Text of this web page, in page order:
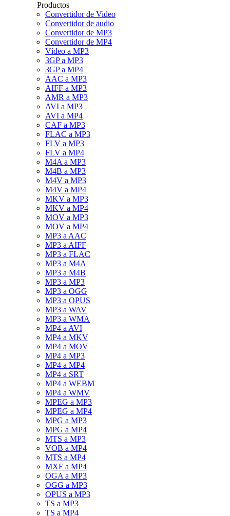
Productos
Convertidor de Video
Convertidor de audio
Convertidor de MP3
Convertidor de MP4
Vídeo a MP3
3GP a MP3
3GP a MP4
AAC a MP3
AIFF a MP3
AMR a MP3
AVI a MP3
AVI a MP4
CAF a MP3
FLAC a MP3
FLV a MP3
FLV a MP4
M4A a MP3
M4B a MP3
M4V a MP3
M4V a MP4
MKV a MP3
MKV a MP4
MOV a MP3
MOV a MP4
MP3 a AAC
MP3 a AIFF
MP3 a FLAC
MP3 a M4A
MP3 a M4B
MP3 a MP3
MP3 a OGG
MP3 a OPUS
MP3 a WAV
MP3 a WMA
MP4 a AVI
MP4 a MKV
MP4 a MOV
MP4 a MP3
MP4 a MP4
MP4 a SRT
MP4 a WEBM
MP4 a WMV
MPEG a MP3
MPEG a MP4
MPG a MP3
MPG a MP4
MTS a MP3
VOB a MP4
MTS a MP4
MXF a MP4
OGA a MP3
OGG a MP3
OPUS a MP3
TS a MP3
TS a MP4